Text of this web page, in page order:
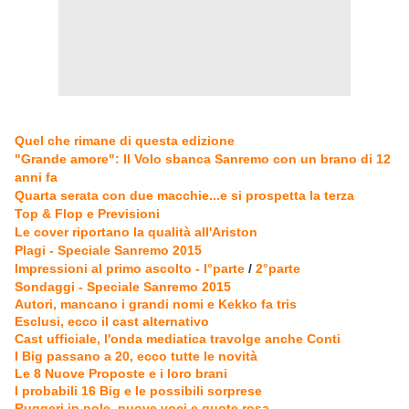
Quel che rimane di questa edizione
"Grande amore": Il Volo sbanca Sanremo con un brano di 12
anni fa
Quarta serata con due macchie...e si prospetta la terza
Top & Flop e Previsioni
Le cover riportano la qualità all'Ariston
Plagi - Speciale Sanremo 2015
Impressioni al primo ascolto - I°parte / 2°parte
Sondaggi - Speciale Sanremo 2015
Autori, mancano i grandi nomi e Kekko fa tris
Esclusi, ecco il cast alternativo
Cast ufficiale, l'onda mediatica travolge anche Conti
I Big passano a 20, ecco tutte le novità
Le 8 Nuove Proposte e i loro brani
I probabili 16 Big e le possibili sorprese